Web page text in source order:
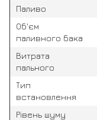
Паливо
Об'єм
паливного бака
Витрата
пального
Тип
встановлення
Рівень шуму